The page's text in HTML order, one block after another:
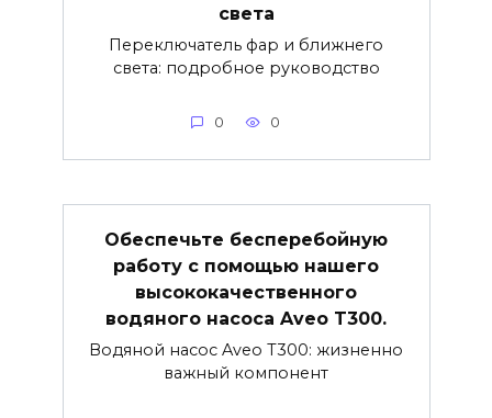
света
Переключатель фар и ближнего
света: подробное руководство
0 0
Обеспечьте бесперебойную
работу с помощью нашего
высококачественного
водяного насоса Aveo T300.
Водяной насос Aveo T300: жизненно
важный компонент